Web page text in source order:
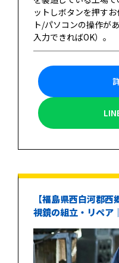
ットしボタンを押す
ト/パソコンの操作が
入力できればOK）。
【福島県西白河郡
視鏡の組立・リペア